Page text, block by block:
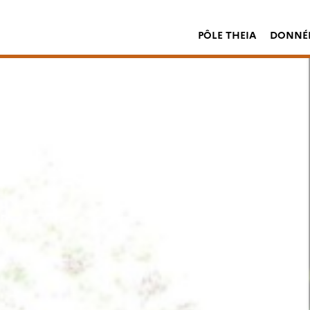
PÔLE THEIA